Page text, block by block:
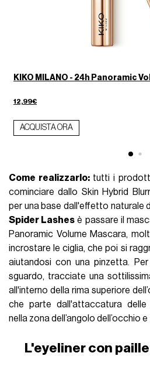
KIKO MILANO - 24h Panoramic
12,99€
ACQUISTA ORA
Come realizzarlo: tutti i
cominciare dallo Skin Hybrid
per una base dall'effetto naturale
Spider Lashes è passare il
Panoramic Volume Mascara,
incrostare le ciglia, che poi si
aiutandosi con una pinzetta.
sguardo, tracciate una
all'interno della rima superiore
che parte dall'attaccatura delle
nella zona dell’angolo dell’occhio
L'eyeliner con